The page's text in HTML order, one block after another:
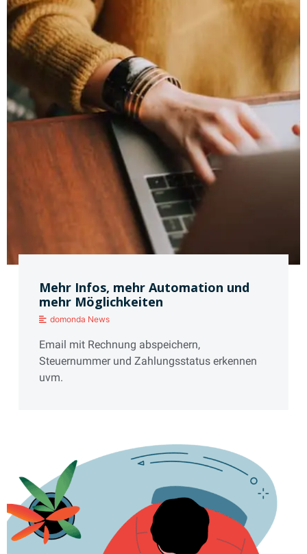
Mehr Infos, mehr Automation und
mehr Möglichkeiten
domonda News
Email mit Rechnung abspeichern,
Steuernummer und Zahlungsstatus erkennen
uvm.